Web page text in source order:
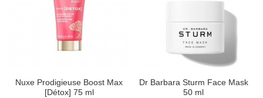
Nuxe Prodigieuse Boost Max
[Détox] 75 ml
Dr Barbara Sturm Face Mask
50 ml